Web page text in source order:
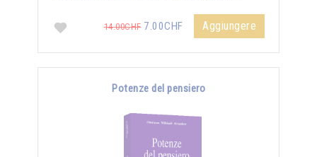
14.00CHF7.00CHF Aggiungere
Potenze del pensiero